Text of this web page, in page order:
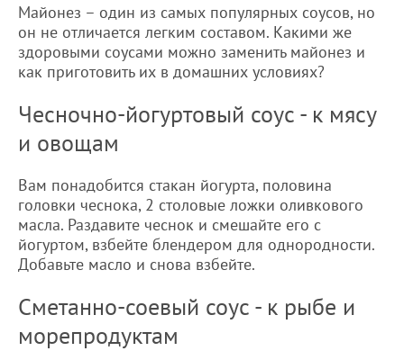
Майонез – один из самых популярных соусов, но
он не отличается легким составом. Какими же
здоровыми соусами можно заменить майонез и
как приготовить их в домашних условиях?
Чесночно-йогуртовый соус - к мясу
и овощам
Вам понадобится стакан йогурта, половина
головки чеснока, 2 столовые ложки оливкового
масла. Раздавите чеснок и смешайте его с
йогуртом, взбейте блендером для однородности.
Добавьте масло и снова взбейте.
Сметанно-соевый соус - к рыбе и
морепродуктам